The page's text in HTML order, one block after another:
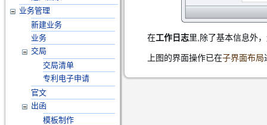
业务管理
新建业务
业务
交局
交局清单
专利电子申请
官文
出函
模板制作
在工作日志里,除了基本信息外
上图的界面操作已在子界面布局